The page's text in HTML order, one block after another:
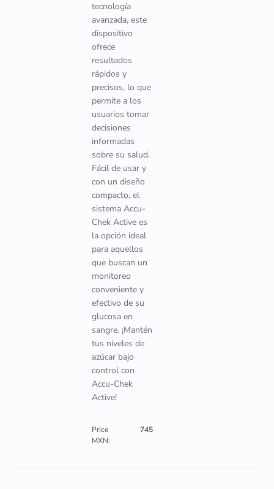
tecnología
avanzada, este
dispositivo
ofrece
resultados
rápidos y
precisos, lo que
permite a los
usuarios tomar
decisiones
informadas
sobre su salud.
Fácil de usar y
con un diseño
compacto, el
sistema Accu-
Chek Active es
la opción ideal
para aquellos
que buscan un
monitoreo
conveniente y
efectivo de su
glucosa en
sangre. ¡Mantén
tus niveles de
azúcar bajo
control con
Accu-Chek
Active!
Price
MXN:
745